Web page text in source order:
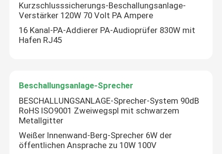
Kurzschlusssicherungs-Beschallungsanlage-
Verstärker 120W 70 Volt PA Ampere
16 Kanal-PA-Addierer PA-Audioprüfer 830W mit
Hafen RJ45
Beschallungsanlage-Sprecher
BESCHALLUNGSANLAGE-Sprecher-System 90dB
RoHS ISO9001 Zweiwegspl mit schwarzem
Metallgitter
Weißer Innenwand-Berg-Sprecher 6W der
öffentlichen Ansprache zu 10W 100V